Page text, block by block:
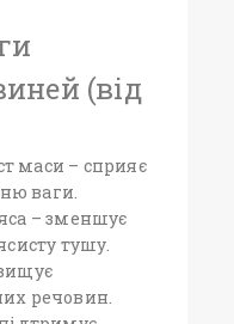
(від
маси – сприяє
ваги.
– зменшує
тушу.
речовин.